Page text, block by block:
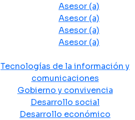
Asesor (a)
Asesor (a)
Asesor (a)
Asesor (a)
Tecnologías de la información y
comunicaciones
Gobierno y convivencia
Desarrollo social
Desarrollo económico